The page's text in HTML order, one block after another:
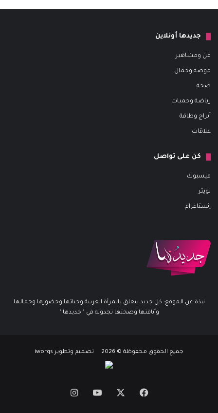
جديدها أونلاين
فن ومشاهير
موضة وجمال
صحة
رياضة وحميات
أبراج وطاقة
علاقات
كن على تواصل
فيسبوك
تويتر
إنستاغرام
نبذة عن الموقع: كل جديد يتعلق بالمرأة العربية وحياتها وحضورها وجمالها
وأناقتها وصحتها تجدونه في " جديدها "
جميع الحقوق محفوظة © 2026 تصميم وتطوير iworqs
فيسبوك يوتيوبانستقرام